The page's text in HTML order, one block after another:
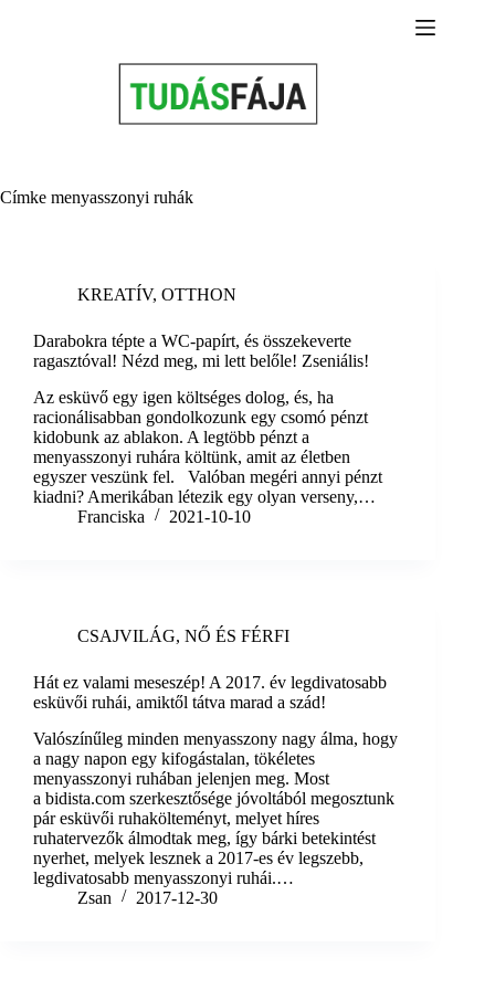
Címke menyasszonyi ruhák
KREATÍV, OTTHON
Darabokra tépte a WC-papírt, és összekeverte
ragasztóval! Nézd meg, mi lett belőle! Zseniális!
Az esküvő egy igen költséges dolog, és, ha
racionálisabban gondolkozunk egy csomó pénzt
kidobunk az ablakon. A legtöbb pénzt a
menyasszonyi ruhára költünk, amit az életben
egyszer veszünk fel. Valóban megéri annyi pénzt
kiadni? Amerikában létezik egy olyan verseny,…
Franciska
2021-10-10
CSAJVILÁG, NŐ ÉS FÉRFI
Hát ez valami meseszép! A 2017. év legdivatosabb
esküvői ruhái, amiktől tátva marad a szád!
Valószínűleg minden menyasszony nagy álma, hogy
a nagy napon egy kifogástalan, tökéletes
menyasszonyi ruhában jelenjen meg. Most
a bidista.com szerkesztősége jóvoltából megosztunk
pár esküvői ruhakölteményt, melyet híres
ruhatervezők álmodtak meg, így bárki betekintést
nyerhet, melyek lesznek a 2017-es év legszebb,
legdivatosabb menyasszonyi ruhái.…
Zsan
2017-12-30